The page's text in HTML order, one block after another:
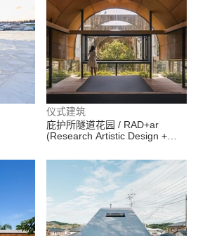
仪式建筑
庇护所隧道花园 / RAD+ar
(Research Artistic Design +